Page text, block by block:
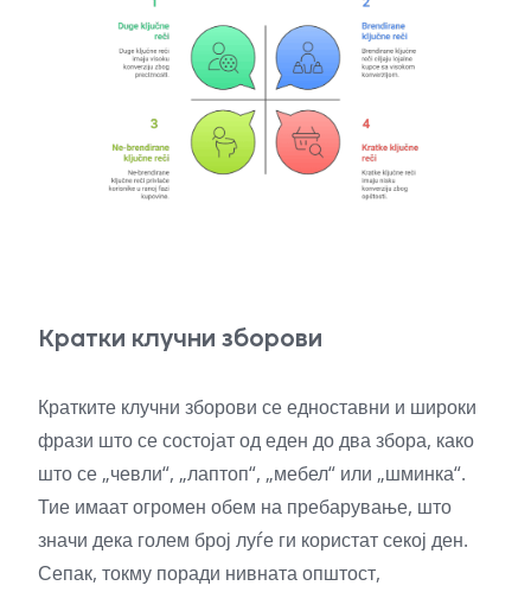
Кратки клучни зборови
Кратките клучни зборови се едноставни и широки
фрази што се состојат од еден до два збора, како
што се „чевли“, „лаптоп“, „мебел“ или „шминка“.
Тие имаат огромен обем на пребарување, што
значи дека голем број луѓе ги користат секој ден.
Сепак, токму поради нивната општост,